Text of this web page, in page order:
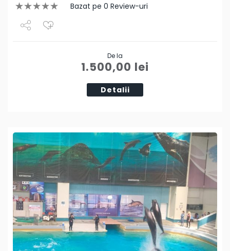
Bazat pe 0 Review-uri
De la
1.500,00 lei
Detalii